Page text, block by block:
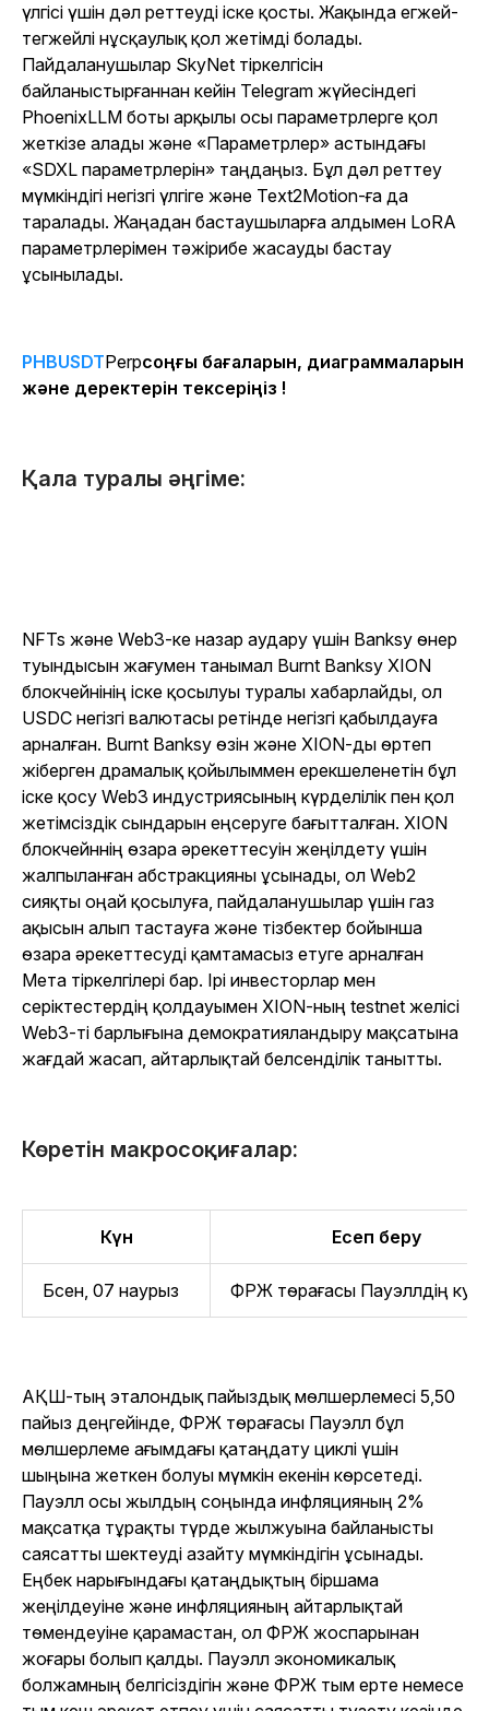
үлгісі үшін дәл реттеуді іске қосты. Жақында егжей-
тегжейлі нұсқаулық қол жетімді болады.
Пайдаланушылар SkyNet тіркелгісін
байланыстырғаннан кейін Telegram жүйесіндегі
PhoenixLLM боты арқылы осы параметрлерге қол
жеткізе алады және «Параметрлер» астындағы
«SDXL параметрлерін» таңдаңыз. Бұл дәл реттеу
мүмкіндігі негізгі үлгіге және Text2Motion-ға да
таралады. Жаңадан бастаушыларға алдымен LoRA
параметрлерімен тәжірибе жасауды бастау
ұсынылады.
PHBUSDTPerpсоңғы бағаларын, диаграммаларын
және деректерін тексеріңіз !
Қала туралы әңгіме:
NFTs және Web3-ке назар аудару үшін Banksy өнер
туындысын жағумен танымал Burnt Banksy XION
блокчейнінің іске қосылуы туралы хабарлайды, ол
USDC негізгі валютасы ретінде негізгі қабылдауға
арналған. Burnt Banksy өзін және XION-ды өртеп
жіберген драмалық қойылыммен ерекшеленетін бұл
іске қосу Web3 индустриясының күрделілік пен қол
жетімсіздік сындарын еңсеруге бағытталған. XION
блокчейннің өзара әрекеттесуін жеңілдету үшін
жалпыланған абстракцияны ұсынады, ол Web2
сияқты оңай қосылуға, пайдаланушылар үшін газ
ақысын алып тастауға және тізбектер бойынша
өзара әрекеттесуді қамтамасыз етуге арналған
Мета тіркелгілері бар. Ірі инвесторлар мен
серіктестердің қолдауымен XION-ның testnet желісі
Web3-ті барлығына демократияландыру мақсатына
жағдай жасап, айтарлықтай белсенділік танытты.
Көретін макросоқиғалар:
Күн Есеп беру
Бсен, 07 наурыз ФРЖ төрағасы Пауэллдің
АҚШ-тың эталондық пайыздық мөлшерлемесі 5,50
пайыз деңгейінде, ФРЖ төрағасы Пауэлл бұл
мөлшерлеме ағымдағы қатаңдату циклі үшін
шыңына жеткен болуы мүмкін екенін көрсетеді.
Пауэлл осы жылдың соңында инфляцияның 2%
мақсатқа тұрақты түрде жылжуына байланысты
саясатты шектеуді азайту мүмкіндігін ұсынады.
Еңбек нарығындағы қатаңдықтың біршама
жеңілдеуіне және инфляцияның айтарлықтай
төмендеуіне қарамастан, ол ФРЖ жоспарынан
жоғары болып қалды. Пауэлл экономикалық
болжамның белгісіздігін және ФРЖ тым ерте немесе